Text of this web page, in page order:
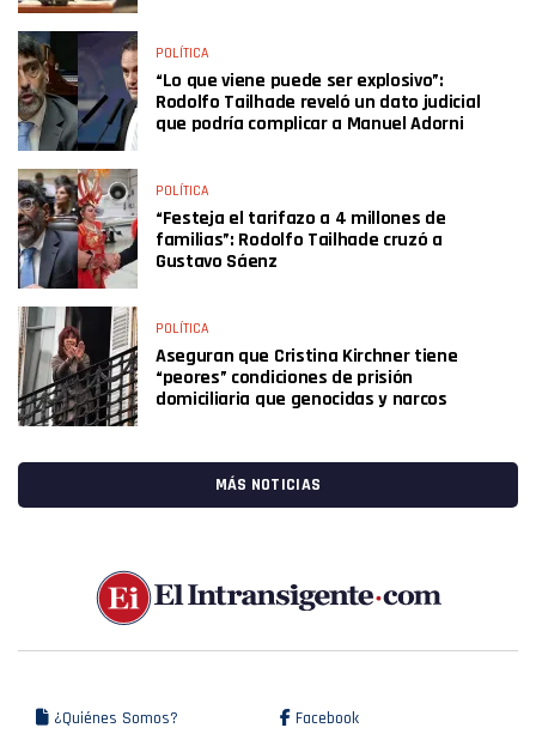
POLÍTICA
“Lo que viene puede ser explosivo”:
Rodolfo Tailhade reveló un dato judicial
que podría complicar a Manuel Adorni
POLÍTICA
“Festeja el tarifazo a 4 millones de
familias”: Rodolfo Tailhade cruzó a
Gustavo Sáenz
POLÍTICA
Aseguran que Cristina Kirchner tiene
“peores” condiciones de prisión
domiciliaria que genocidas y narcos
MÁS NOTICIAS
¿Quiénes Somos? Facebook